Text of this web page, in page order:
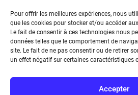
Pour offrir les meilleures expériences, nous
que les cookies pour stocker et/ou accéder
Le fait de consentir à ces technologies nous
données telles que le comportement de
site. Le fait de ne pas consentir ou de retirer
un effet négatif sur certaines caractéristiques
Accepter
Bicentenaire des
N° de SIREN : 785 393 232, Code
communautaire : FR44 785 393 232